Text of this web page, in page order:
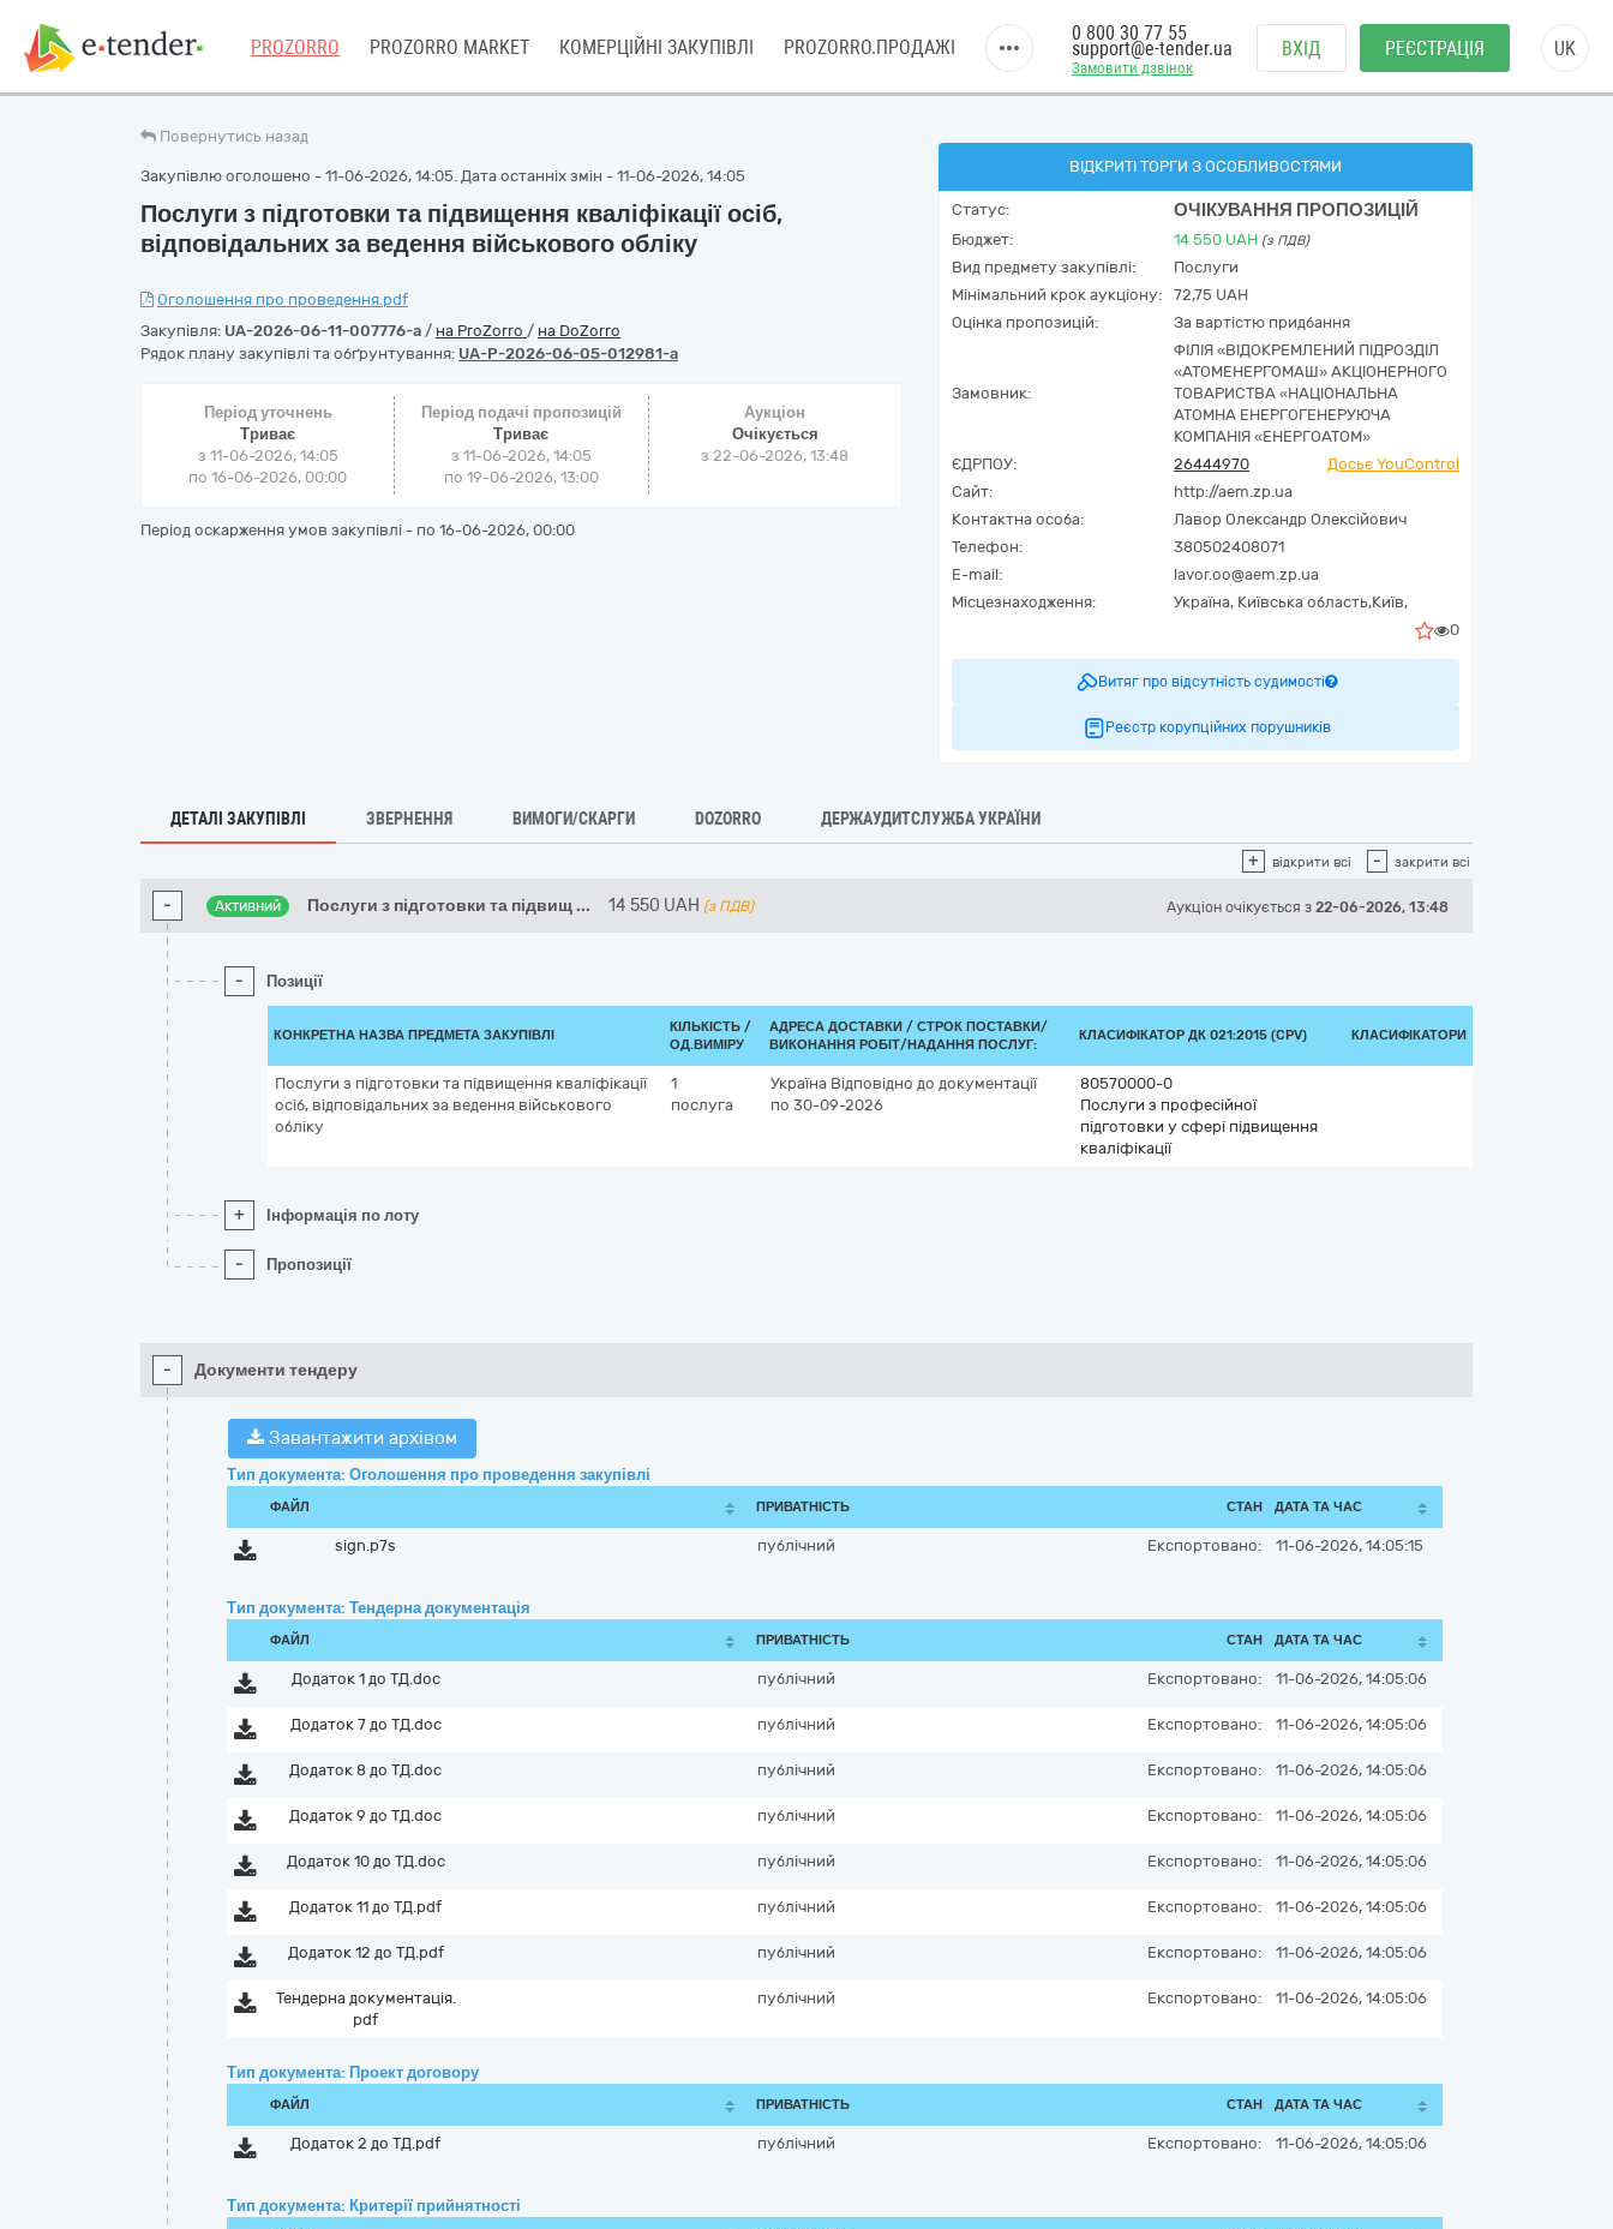
PROZORRO PROZORRO MARKET КОМЕРЦІЙНІ ЗАКУПІВЛІ PROZORRO.ПРОДАЖІ
Замовити дзвінок
0 800 30 77 55
support@e-tender.ua ВХІД РЕЄСТРАЦІЯ UK
Повернутись назад
Закупівлю оголошено - 11-06-2026, 14:05. Дата останніх змін - 11-06-2026, 14:05
Послуги з підготовки та підвищення кваліфікації осіб,
відповідальних за ведення військового обліку
Оголошення про проведення.pdf
Закупівля: UA-2026-06-11-007776-a / на ProZorro / на DoZorro
Рядок плану закупівлі та обґрунтування: UA-P-2026-06-05-012981-a
Період уточнень
Триває
з 11-06-2026, 14:05
по 16-06-2026, 00:00
Період подачі пропозицій
Триває
з 11-06-2026, 14:05
по 19-06-2026, 13:00
Аукціон
Очікується
з22-06-2026, 13:48
Період оскарження умов закупівлі - по 16-06-2026, 00:00
ВІДКРИТІ ТОРГИ З ОСОБЛИВОСТЯМИ
Статус: ОЧІКУВАННЯ ПРОПОЗИЦІЙ
Бюджет: 14 550 UAH (з ПДВ)
Вид предмету закупівлі:
Послуги
Мінімальний крок аукціону:
72,75 UAH
Оцінка пропозицій:
За вартістю придбання
Замовник:
ФІЛІЯ «ВІДОКРЕМЛЕНИЙ ПІДРОЗДІЛ
«АТОМЕНЕРГОМАШ» АКЦІОНЕРНОГО
ТОВАРИСТВА «НАЦІОНАЛЬНА
АТОМНА ЕНЕРГОГЕНЕРУЮЧА
КОМПАНІЯ «ЕНЕРГОАТОМ»
ЄДРПОУ:
26444970
Досьє YouControl
Сайт:
http://aem.zp.ua
Контактна особа:
Лавор Олександр Олексійович
Телефон:
380502408071
E-mail:
lavor.oo@aem.zp.ua
Місцезнаходження:
Україна, Київська область,Київ,
0
Витяг про відсутність судимості
Реєстр корупційних порушників
ДЕТАЛІ ЗАКУПІВЛІ ЗВЕРНЕННЯ ВИМОГИ/СКАРГИ DOZORRO ДЕРЖАУДИТСЛУЖБА УКРАЇНИ
+ відкрити всі - закрити всі
- Активний Послуги з підготовки та підвищ ... 14 550 UAH (з ПДВ) Аукціон очікується з 22-06-2026, 13:48
- Позиції
КОНКРЕТНА НАЗВА ПРЕДМЕТА ЗАКУПІВЛІ
КІЛЬКІСТЬ /
ОД.ВИМІРУ
АДРЕСА ДОСТАВКИ / СТРОК ПОСТАВКИ/
ВИКОНАННЯ РОБІТ/НАДАННЯ ПОСЛУГ:
КЛАСИФІКАТОР ДК 021:2015 (CPV) КЛАСИФІКАТОРИ
Послуги з підготовки та підвищення кваліфікації
осіб, відповідальних за ведення військового
обліку
1
послуга
Україна Відповідно до документації
по 30-09-2026
80570000-0
Послуги з професійної
підготовки у сфері підвищення
кваліфікації
+ Інформація по лоту
- Пропозиції
- Документи тендеру
Завантажити архівом
Тип документа: Оголошення про проведення закупівлі
ФАЙЛ ПРИВАТНІСТЬ СТАН ДАТА ТА ЧАС
sign.p7s публічний Експортовано: 11-06-2026, 14:05:15
Тип документа: Тендерна документація
ФАЙЛ ПРИВАТНІСТЬ СТАН ДАТА ТА ЧАС
Додаток 1 до ТД.doc публічний Експортовано: 11-06-2026, 14:05:06
Додаток 7 до ТД.doc публічний Експортовано: 11-06-2026, 14:05:06
Додаток 8 до ТД.doc публічний Експортовано: 11-06-2026, 14:05:06
Додаток 9 до ТД.doc публічний Експортовано: 11-06-2026, 14:05:06
Додаток 10 до ТД.doc публічний Експортовано: 11-06-2026, 14:05:06
Додаток 11 до ТД.pdf публічний Експортовано: 11-06-2026, 14:05:06
Додаток 12 до ТД.pdf публічний Експортовано: 11-06-2026, 14:05:06
Тендерна документація.
pdf
публічний Експортовано: 11-06-2026, 14:05:06
Тип документа: Проект договору
ФАЙЛ ПРИВАТНІСТЬ СТАН ДАТА ТА ЧАС
Додаток 2 до ТД.pdf публічний Експортовано: 11-06-2026, 14:05:06
Тип документа: Критерії прийнятності